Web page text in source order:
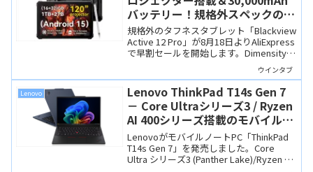
バッテリー！規格外スペックのタ
フネスタブレットが早割セール
規格外のタフネスタブレット「Blackview
Active 12 Pro」が8月18日よりAliExpress
で早割セールを開始します。Dimensity
7300搭載、11インチ90Hzディスプレイ、
30,000mAhバッテリー、プロジェクター
機能まで備えた製品ですが、サイズも巨
大なので「ニーズが合えば」という感じ
ですね。
ウインタブ
Lenovo
Lenovo ThinkPad T14s Gen 7
－ Core Ultraシリーズ3 / Ryzen
AI 400シリーズ搭載のモバイルノ
ート、新色「ブルー」も選べます
LenovoがモバイルノートPC「ThinkPad
T14s Gen 7」を発売しました。Core
Ultra シリーズ3 (Panther Lake)/Ryzen AI